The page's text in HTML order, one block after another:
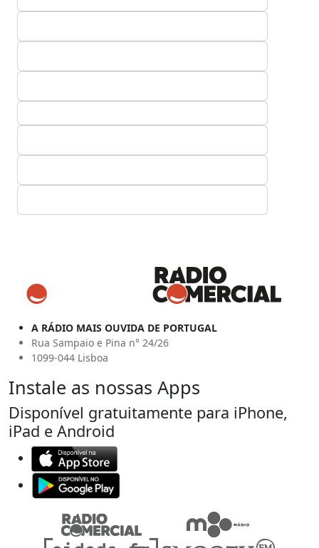
A RÁDIO MAIS OUVIDA DE PORTUGAL
Rua Sampaio e Pina n° 24/26
1099-044 Lisboa
Instale as nossas Apps
Disponível gratuitamente para iPhone,
iPad e Android